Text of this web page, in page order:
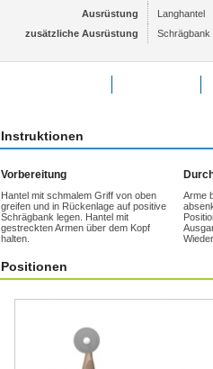
Ausrüstung
Langhantel
zusätzliche Ausrüstung
Schrägbank
Instruktionen
Vorbereitung
Hantel mit schmalem Griff von oben
greifen und in Rückenlage auf positive
Schrägbank legen. Hantel mit
gestreckten Armen über dem Kopf
halten.
Arme
Positionen